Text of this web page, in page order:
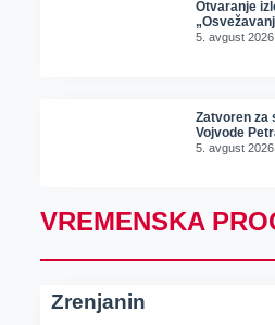
Otvaranje
5. avgust 2026.
Zatvoren za
Vojvode
5. avgust 2026.
VREMENSKA